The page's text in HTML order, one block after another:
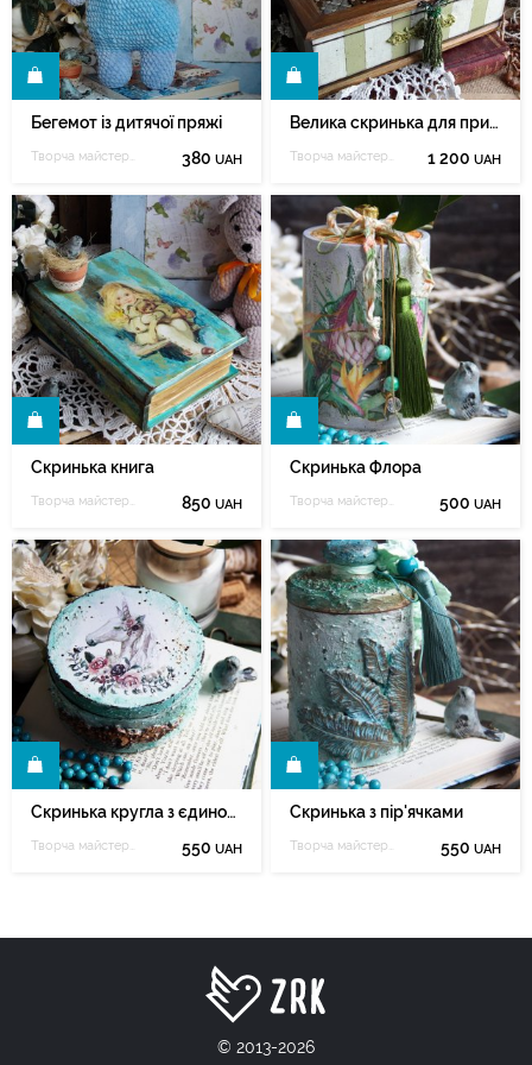
Бегемот із дитячої пряжі
Творча майстерня Марії Зеленюк 380 UAH
КУПИТИ
Велика скринька для прикрас
Творча майстерня Марії Зеленюк 1 200 UAH
Скринька книга
Творча майстерня Марії Зеленюк 850 UAH
КУПИТИ
Скринька Флора
Творча майстерня Марії Зеленюк 500 UAH
Скринька кругла з єдинорогом
550 UAH
КУПИТИ
Скринька з пір'ячками
550 UAH
© 2013-2026